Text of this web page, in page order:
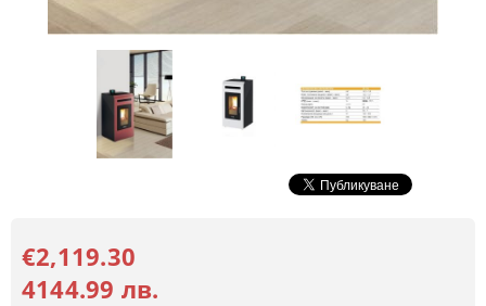
€2,119.30
4144.99 лв.